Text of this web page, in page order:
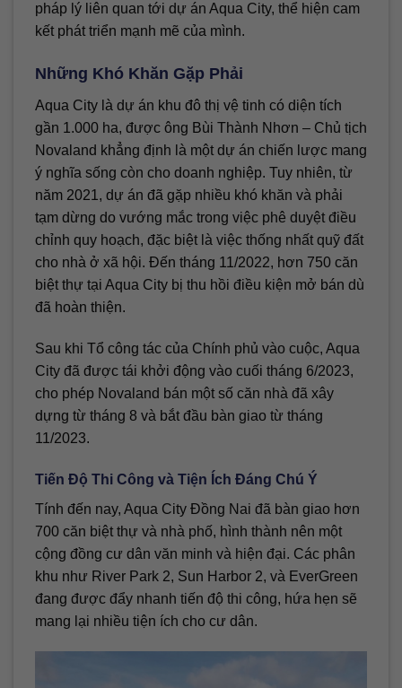
pháp lý liên quan tới dự án Aqua City, thể hiện cam
kết phát triển mạnh mẽ của mình.
Những Khó Khăn Gặp Phải
Aqua City là dự án khu đô thị vệ tinh có diện tích
gần 1.000 ha, được ông Bùi Thành Nhơn – Chủ tịch
Novaland khẳng định là một dự án chiến lược mang
ý nghĩa sống còn cho doanh nghiệp. Tuy nhiên, từ
năm 2021, dự án đã gặp nhiều khó khăn và phải
tạm dừng do vướng mắc trong việc phê duyệt điều
chỉnh quy hoạch, đặc biệt là việc thống nhất quỹ đất
cho nhà ở xã hội. Đến tháng 11/2022, hơn 750 căn
biệt thự tại Aqua City bị thu hồi điều kiện mở bán dù
đã hoàn thiện.
Sau khi Tổ công tác của Chính phủ vào cuộc, Aqua
City đã được tái khởi động vào cuối tháng 6/2023,
cho phép Novaland bán một số căn nhà đã xây
dựng từ tháng 8 và bắt đầu bàn giao từ tháng
11/2023.
Tiến Độ Thi Công và Tiện Ích Đáng Chú Ý
Tính đến nay, Aqua City Đồng Nai đã bàn giao hơn
700 căn biệt thự và nhà phố, hình thành nên một
cộng đồng cư dân văn minh và hiện đại. Các phân
khu như River Park 2, Sun Harbor 2, và EverGreen
đang được đẩy nhanh tiến độ thi công, hứa hẹn sẽ
mang lại nhiều tiện ích cho cư dân.